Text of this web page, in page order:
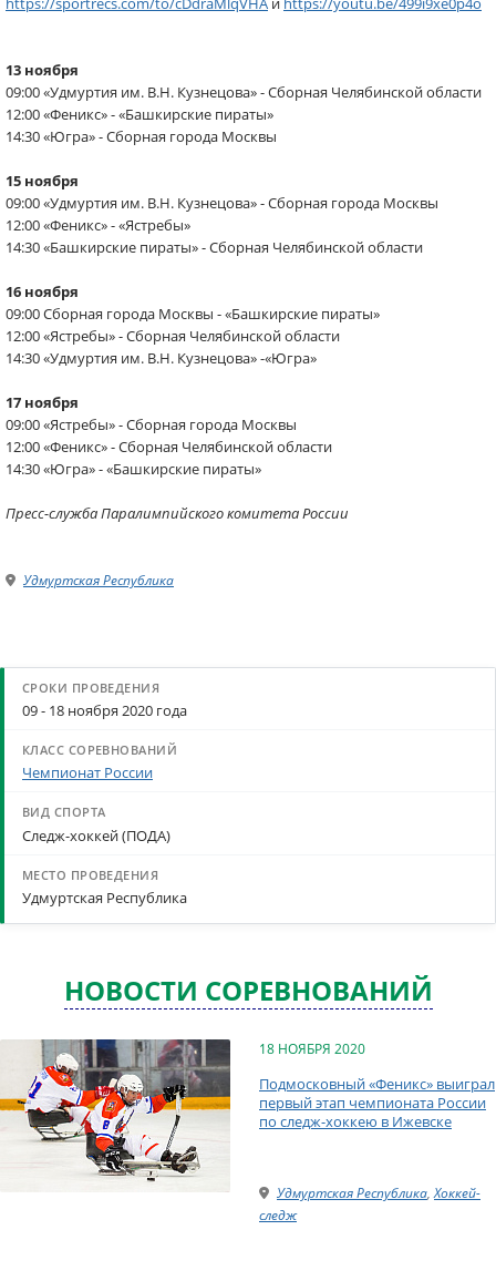
13 ноября
09:00 «Удмуртия им. В.Н. Кузнецова» - Сборная Челябинской области
12:00 «Феникс» - «Башкирские пираты»
14:30 «Югра» - Сборная города Москвы
15 ноября
09:00 «Удмуртия им. В.Н. Кузнецова» - Сборная города Москвы
12:00 «Феникс» - «Ястребы»
14:30 «Башкирские пираты» - Сборная Челябинской области
16 ноября
09:00 Сборная города Москвы - «Башкирские пираты»
12:00 «Ястребы» - Сборная Челябинской области
14:30 «Удмуртия им. В.Н. Кузнецова» -«Югра»
17 ноября
09:00 «Ястребы» - Сборная города Москвы
12:00 «Феникс» - Сборная Челябинской области
14:30 «Югра» - «Башкирские пираты»​
Пресс-служба Паралимпийского комитета России
Удмуртская Республика
09 - 18 ноября 2020 года
Чемпионат России
Следж-хоккей (ПОДА)
Удмуртская Республика
НОВОСТИ СОРЕВНОВАНИЙ
18 НОЯБРЯ 2020
Подмосковный «Феникс» выиграл
первый этап чемпионата России
по следж-хоккею в Ижевске
Удмуртская Республика,Хоккей-
следж